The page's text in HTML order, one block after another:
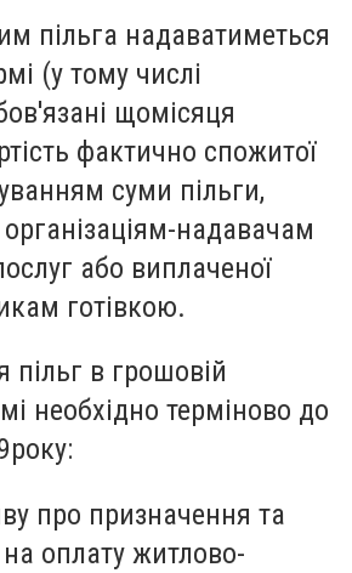
пільга надаватиметься
(у тому числі
щомісяця
фактично спожитої
суми пільги,
надавачам
або виплаченої
готівкою.
в грошовій
необхідно терміново до
про призначення та
оплату житлово-